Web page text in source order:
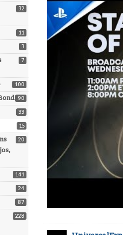
32
11
3
7
100
90
33
15
20
141
24
87
228